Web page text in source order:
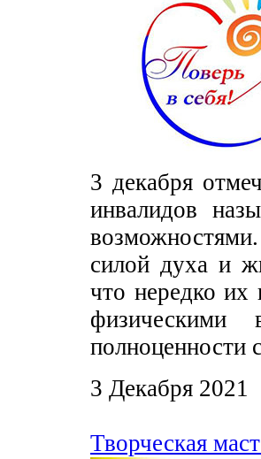
3 декабря
инвалидов
силой духа и
что нередко их
физическими
полноценности
3 Декабря 2021
Творческая